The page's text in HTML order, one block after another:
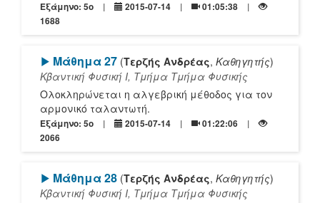
Εξάμηνο: 5o 2015-07-14
01:05:38
1688
[Play]
Μάθημα 27 (Τερζής Ανδρέας, Καθηγητής)
Κβαντική Φυσική Ι, Τμήμα Τμήμα Φυσικής
Ολοκληρώνεται η αλγεβρική μέθοδος για τον
αρμονικό ταλαντωτή.
Εξάμηνο: 5o 2015-07-14
01:22:06
2066
[Play]
Μάθημα 28 (Τερζής Ανδρέας, Καθηγητής)
Κβαντική Φυσική Ι, Τμήμα Τμήμα Φυσικής